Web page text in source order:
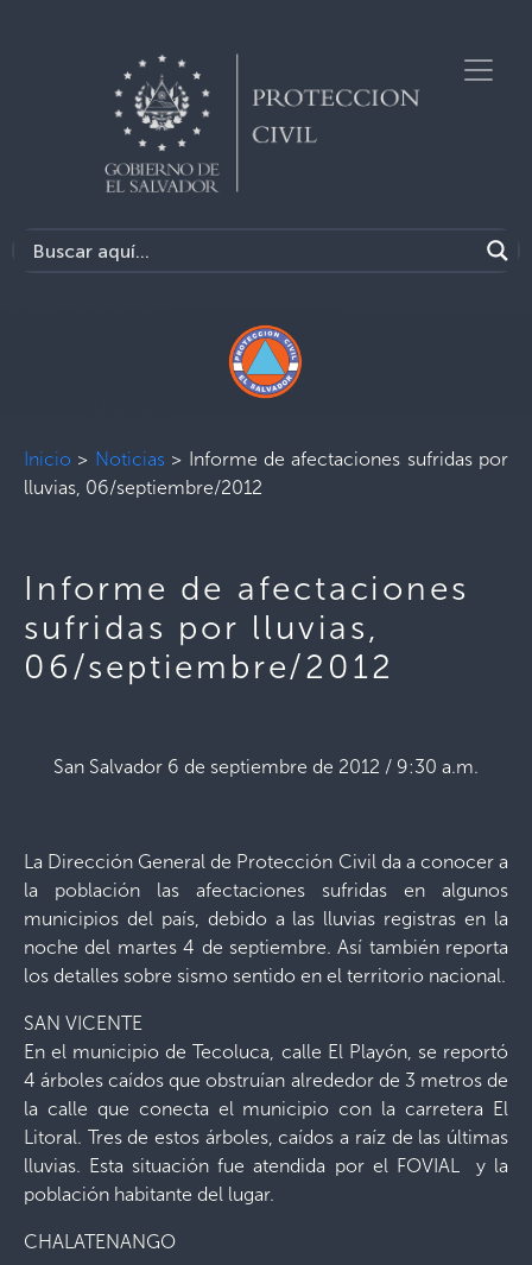
Inicio > Noticias> Informe de afectaciones sufridas por
lluvias, 06/septiembre/2012
Informe de afectaciones
sufridas por lluvias,
06/septiembre/2012
San Salvador 6 de septiembre de 2012 / 9:30 a.m.
La Dirección General de Protección Civil da a conocer a
la población las afectaciones sufridas en algunos
municipios del país, debido a las lluvias registras en la
noche del martes 4 de septiembre. Así también reporta
los detalles sobre sismo sentido en el territorio nacional.
SAN VICENTE
En el municipio de Tecoluca, calle El Playón, se reportó
4 árboles caídos que obstruían alrededor de 3 metros de
la calle que conecta el municipio con la carretera El
Litoral. Tres de estos árboles, caídos a raíz de las últimas
lluvias. Esta situación fue atendida por el FOVIAL y la
población habitante del lugar.
CHALATENANGO